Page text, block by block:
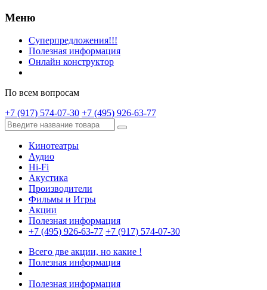
Меню
Суперпредложения!!!
Полезная информация
Онлайн конструктор
По всем вопросам
+7 (917) 574-07-30 +7 (495) 926-63-77
Кинотеатры
Аудио
Hi-Fi
Акустика
Производители
Фильмы и Игры
Акции
Полезная информация
+7 (495) 926-63-77 +7 (917) 574-07-30
Всего две акции, но какие !
Полезная информация
Полезная информация